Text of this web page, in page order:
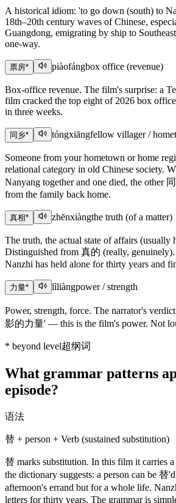
A historical idiom: 'to go down (south) to
18th–20th century waves of Chinese,
Guangdong, emigrating by ship to
one-way.
票房* piàofángbox office (revenue)
Box-office revenue. The film's surprise: a
film cracked the top eight of 2026 box
in three weeks.
同乡* tóngxiāngfellow villager /
Someone from your hometown or home
relational category in old Chinese society.
Nanyang together and one died, the other
from the family back home.
真相* zhēnxiàngthe truth (of a matter)
The truth, the actual state of affairs (usually
Distinguished from 真的 (really,
Nanzhi has held alone for thirty years and
力量* lìliàngpower / strength
Power, strength, force. The narrator's
影的力量' — this is the film's power. Not
* beyond level超纲词
What grammar patterns
episode?
语法
替 + person + Verb (sustained substitution)
替 marks substitution. In this film it carries
the dictionary suggests: a person can be 替
afternoon's errand but for a whole life.
letters for thirty years. The grammar is